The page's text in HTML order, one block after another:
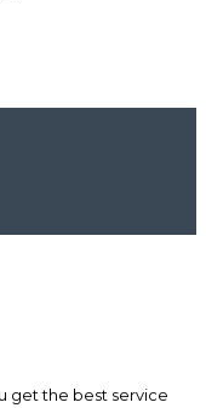
get the best service